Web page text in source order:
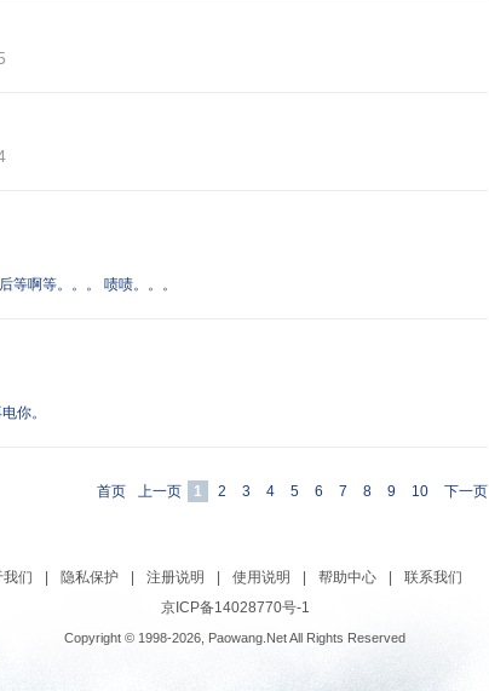
等啊等。。。 啧啧。。。
你。
首页 上一页 1 2 3 4 5 6 7 8 9 10 下一页
我们 隐私保护 注册说明 使用说明 帮助中心
联系我们
京ICP备14028770号-1
Copyright © 1998-2026, Paowang.Net All Rights Reserved